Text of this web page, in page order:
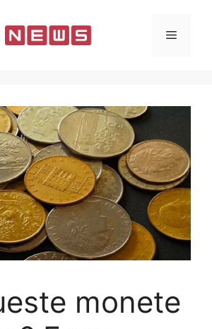
Menu
monete